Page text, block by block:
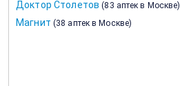
Доктор Столетов (83 аптек в Москве)
Магнит (38 аптек в Москве)